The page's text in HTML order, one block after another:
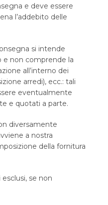
e deve essere
l’addebito delle
si intende
non comprende la
all’interno dei
arredi), ecc.: tali
eventualmente
e quotati a parte.
diversamente
a nostra
della fornitura
se non